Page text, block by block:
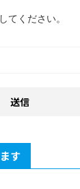
てください。
す